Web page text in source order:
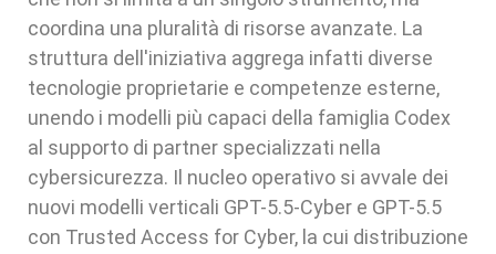
coordina una pluralità di risorse avanzate. La
struttura dell'iniziativa aggrega infatti diverse
tecnologie proprietarie e competenze esterne,
unendo i modelli più capaci della famiglia Codex
al supporto di partner specializzati nella
cybersicurezza. Il nucleo operativo si avvale dei
nuovi modelli verticali GPT-5.5-Cyber e GPT-5.5
con Trusted Access for Cyber, la cui distribuzione